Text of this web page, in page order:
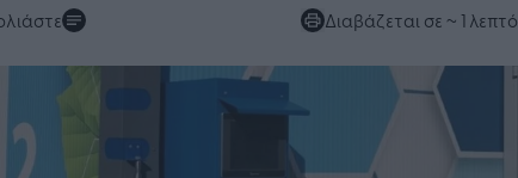
Διαβάζεται σε ~ 1 λεπτό